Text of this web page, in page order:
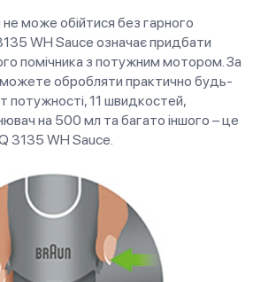
може обійтися без гарного
WH Sauce означає придбати
помічника з потужним мотором. За
обробляти практично будь-
потужності, 11 швидкостей,
на 500 мл та багато іншого – це
3135 WH Sauce.